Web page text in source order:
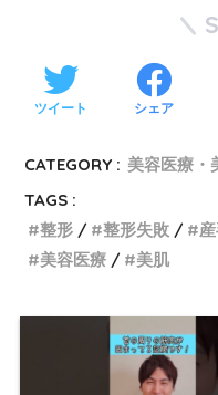
ツイート シェア
CATEGORY : 美容医療・
TAGS :
整形
整形失敗
美容医療
美肌